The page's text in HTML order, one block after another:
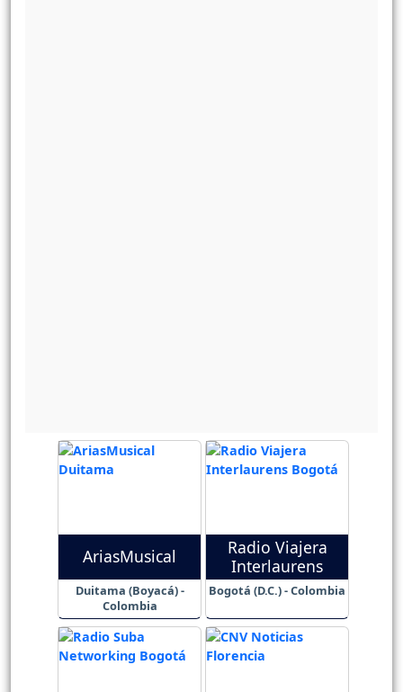
AriasMusical
Duitama (Boyacá) -
Colombia
Radio Viajera
Interlaurens
Bogotá (D.C.) - Colombia